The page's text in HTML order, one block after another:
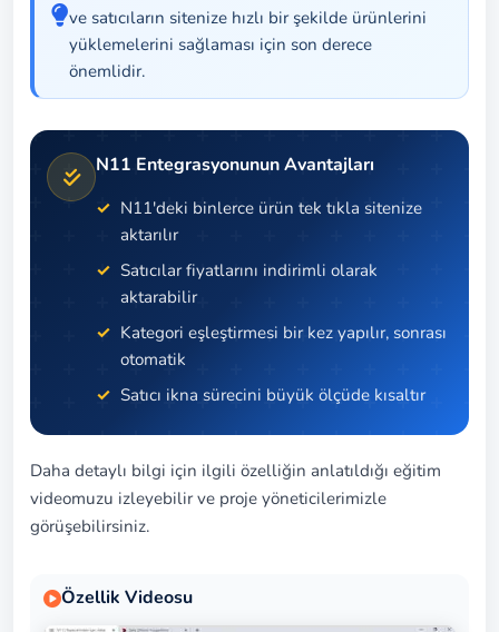
ve satıcıların sitenize hızlı bir şekilde ürünlerini
yüklemelerini sağlaması için son derece
önemlidir.
N11 Entegrasyonunun Avantajları
N11'deki binlerce ürün tek tıkla sitenize
aktarılır
Satıcılar fiyatlarını indirimli olarak
aktarabilir
Kategori eşleştirmesi bir kez yapılır, sonrası
otomatik
Satıcı ikna sürecini büyük ölçüde kısaltır
Daha detaylı bilgi için ilgili özelliğin anlatıldığı eğitim
videomuzu izleyebilir ve proje yöneticilerimizle
görüşebilirsiniz.
Özellik Videosu